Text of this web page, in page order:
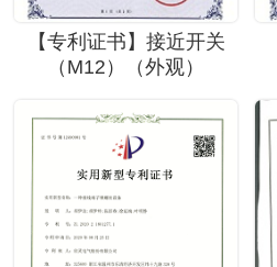
【专利证书】接近开关
（M12）（外观）